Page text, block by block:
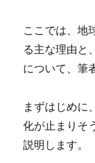
ここでは、地
る主な理由と
について、筆
まずはじめに
化が止まりそ
説明します。